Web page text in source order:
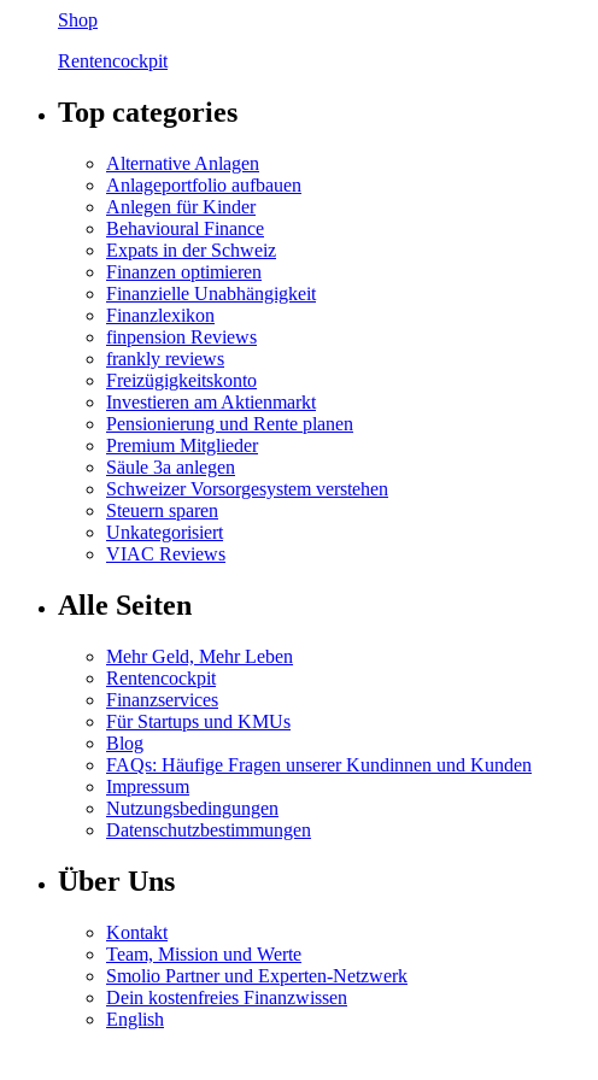
Shop
Rentencockpit
Top categories
Alternative Anlagen
Anlageportfolio aufbauen
Anlegen für Kinder
Behavioural Finance
Expats in der Schweiz
Finanzen optimieren
Finanzielle Unabhängigkeit
Finanzlexikon
finpension Reviews
frankly reviews
Freizügigkeitskonto
Investieren am Aktienmarkt
Pensionierung und Rente planen
Premium Mitglieder
Säule 3a anlegen
Schweizer Vorsorgesystem verstehen
Steuern sparen
Unkategorisiert
VIAC Reviews
Alle Seiten
Mehr Geld, Mehr Leben
Rentencockpit
Finanzservices
Für Startups und KMUs
Blog
FAQs: Häufige Fragen unserer Kundinnen und Kunden
Impressum
Nutzungsbedingungen
Datenschutzbestimmungen
Über Uns
Kontakt
Team, Mission und Werte
Smolio Partner und Experten-Netzwerk
Dein kostenfreies Finanzwissen
English